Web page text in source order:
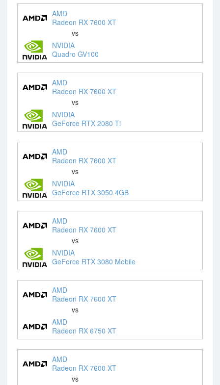
AMD
Radeon RX 7600 XT
vs
NVIDIA
Quadro GV100
AMD
Radeon RX 7600 XT
vs
NVIDIA
GeForce RTX 2080 Ti
AMD
Radeon RX 7600 XT
vs
NVIDIA
GeForce RTX 3050 4GB
AMD
Radeon RX 7600 XT
vs
NVIDIA
GeForce RTX 3080 Mobile
AMD
Radeon RX 7600 XT
vs
AMD
Radeon RX 6750 XT
AMD
Radeon RX 7600 XT
vs